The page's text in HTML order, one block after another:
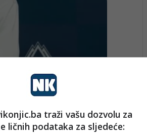
i tijela izvršne vlasti kroz
studenata u praktičnim
Na tomu je tragu, nakon čina
traži vašu dozvolu za
ličnih podataka za sljedeće: